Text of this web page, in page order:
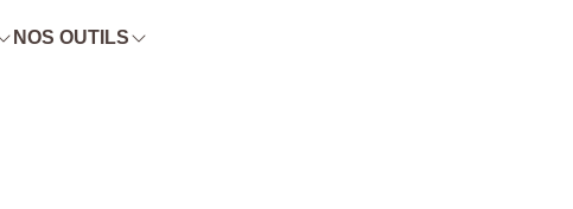
NOS OUTILS